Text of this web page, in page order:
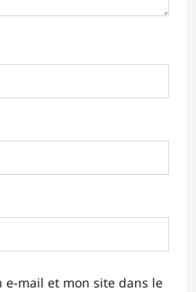
mail et mon site dans le